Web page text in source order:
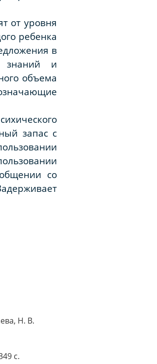
от уровня
ребенка
в
знаний и
объема
запас с
со
Н. В.
с.